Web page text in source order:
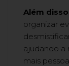
Além
organizar
ajudando a
mais